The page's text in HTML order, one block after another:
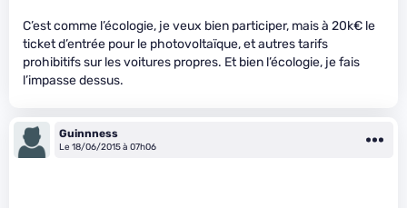
C’est comme l’écologie, je veux bien participer, mais à 20k€ le
ticket d’entrée pour le photovoltaïque, et autres tarifs
prohibitifs sur les voitures propres. Et bien l’écologie, je fais
l’impasse dessus.
Guinnness
Le 18/06/2015 à 07h06